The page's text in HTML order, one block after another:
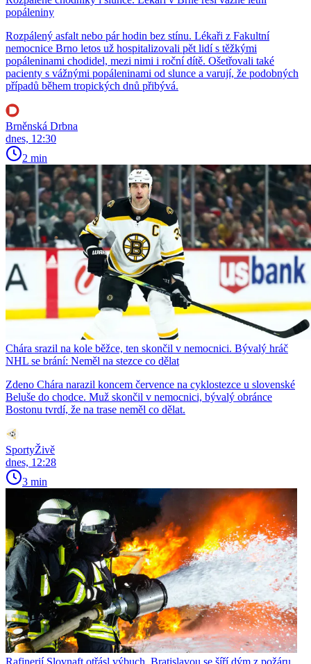
popáleniny
Rozpálený asfalt nebo pár hodin bez stínu. Lékaři z Fakultní
nemocnice Brno letos už hospitalizovali pět lidí s těžkými
popáleninami chodidel, mezi nimi i roční dítě. Ošetřovali také
pacienty s vážnými popáleninami od slunce a varují, že podobných
případů během tropických dnů přibývá.
Brněnská Drbna
dnes, 12:30
2 min
Chára srazil na kole běžce, ten skončil v nemocnici. Bývalý hráč
NHL se brání: Neměl na stezce co dělat
Zdeno Chára narazil koncem července na cyklostezce u slovenské
Beluše do chodce. Muž skončil v nemocnici, bývalý obránce
Bostonu tvrdí, že na trase neměl co dělat.
SportyŽivě
dnes, 12:28
3 min
Rafinerií Slovnaft otřásl výbuch, Bratislavou se šíří dým z požáru